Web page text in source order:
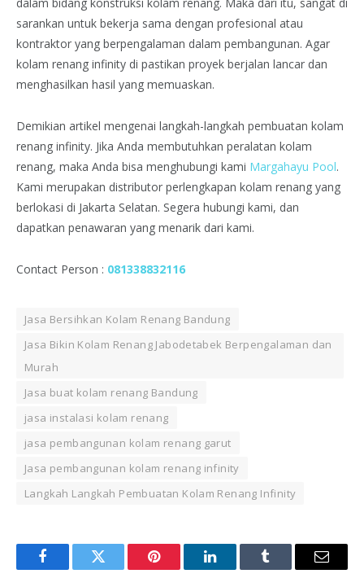
sarankan untuk bekerja sama dengan profesional atau
kontraktor yang berpengalaman dalam pembangunan. Agar
kolam renang infinity di pastikan proyek berjalan lancar dan
menghasilkan hasil yang memuaskan.
Demikian artikel mengenai langkah-langkah pembuatan kolam
renang infinity. Jika Anda membutuhkan peralatan kolam
renang, maka Anda bisa menghubungi kami Margahayu Pool.
Kami merupakan distributor perlengkapan kolam renang yang
berlokasi di Jakarta Selatan. Segera hubungi kami, dan
dapatkan penawaran yang menarik dari kami.
Contact Person : 081338832116
Jasa Bersihkan Kolam Renang Bandung
Jasa Bikin Kolam Renang Jabodetabek Berpengalaman dan
Murah
Jasa buat kolam renang Bandung
jasa instalasi kolam renang
jasa pembangunan kolam renang garut
Jasa pembangunan kolam renang infinity
Langkah Langkah Pembuatan Kolam Renang Infinity
FacebookTwitter Pinterest LinkedInTumblr Email